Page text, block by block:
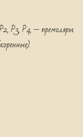
Р3, Р4, — премоляры